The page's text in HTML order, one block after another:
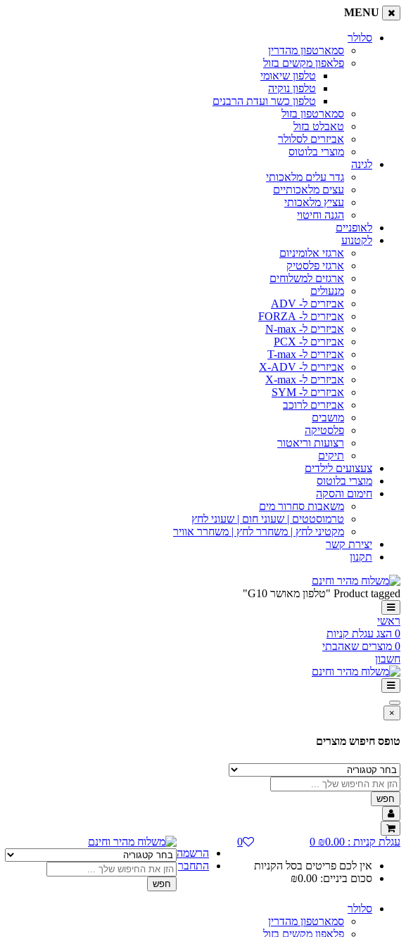
MENU
סלולר
סמארטפון מהדרין
פלאפון מקשים בזול
טלפון שיאומי
טלפון נוקיה
טלפון כשר ועדת הרבנים
סמארטפון בזול
טאבלט בזול
אביזרים לסלולר
מוצרי בלוטוס
לגינה
גדר עלים מלאכותי
עצים מלאכותיים
עציץ מלאכותי
הגנה וחיטוי
לאופניים
לקטנוע
ארגזי אלומיניום
ארגזי פלסטיק
ארגזים למשלוחים
מנעולים
אביזרים ל- ADV
אביזרים ל- FORZA
אביזרים ל- N-max
אביזרים ל- PCX
אביזרים ל- T-max
אביזרים ל- X-ADV
אביזרים ל- X-max
אביזרים ל- SYM
אביזרים לרוכב
מושבים
פלסטיקה
רצועות וריאטור
תיקים
צעצועים לילדים
מוצרי בלוטוס
חימום והסקה
משאבות סחרור מים
טרמוסטטים | שעוני חום | שעוני לחץ
מקטיני לחץ | משחרר לחץ | משחרר אוויר
יצירת קשר
תקנון
Product tagged "טלפון מאושר G10"
ראשי
0 הצג עגלת קניות
0 מוצרים שאהבתי
חשבון
×
טופס חיפוש מוצרים
חפש
עגלת קניות : ₪0.00
0
אין לכם פריטים בסל הקניות
סכום ביניים:
₪0.00
0
הרשמה
התחבר
חפש
סלולר
סמארטפון מהדרין
פלאפון מקשים בזול